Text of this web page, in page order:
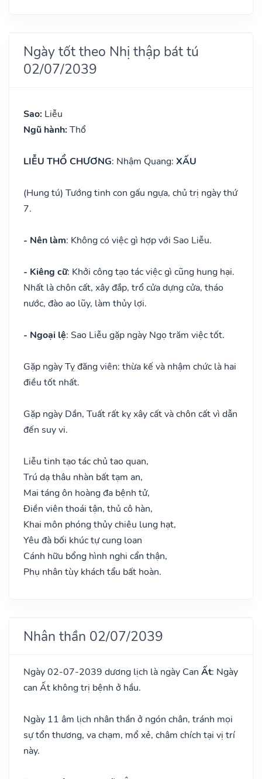
Ngày tốt theo Nhị thập bát tú
02/07/2039
Sao: Liễu
Ngũ hành: Thổ
LIỄU THỔ CHƯƠNG: Nhậm Quang: XẤU
(Hung tú) Tướng tinh con gấu ngựa, chủ trị ngày thứ
7.
- Nên làm: Không có việc gì hợp với Sao Liễu.
- Kiêng cữ: Khởi công tạo tác việc gì cũng hung hại.
Nhất là chôn cất, xây đắp, trổ cửa dựng cửa, tháo
nước, đào ao lũy, làm thủy lợi.
- Ngoại lệ: Sao Liễu gặp ngày Ngọ trăm việc tốt.
Gặp ngày Tỵ đăng viên: thừa kế và nhậm chức là hai
điều tốt nhất.
Gặp ngày Dần, Tuất rất kỵ xây cất và chôn cất vì dẫn
đến suy vi.
Liễu tinh tạo tác chủ tao quan,
Trú dạ thâu nhàn bất tạm an,
Mai táng ôn hoàng đa bệnh tử,
Điền viên thoái tận, thủ cô hàn,
Khai môn phóng thủy chiêu lung hạt,
Yêu đà bối khúc tự cung loan
Cánh hữu bổng hình nghi cẩn thận,
Phụ nhân tùy khách tẩu bất hoàn.
Nhân thần 02/07/2039
Ngày 02-07-2039 dương lịch là ngày Can Ất: Ngày
can Ất không trị bệnh ở hầu.
Ngày 11 âm lịch nhân thần ở ngón chân, tránh mọi
sự tổn thương, va chạm, mổ xẻ, châm chích tại vị trí
này.